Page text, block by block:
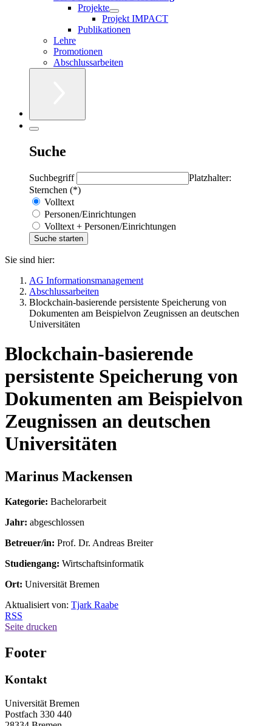
Projekte
Projekt IMPACT
Publikationen
Lehre
Promotionen
Abschlussarbeiten
Suche
Suchbegriff
Platzhalter:
Sternchen (*)
Volltext
Personen/Einrichtungen
Volltext + Personen/Einrichtungen
Sie sind hier:
AG Informationsmanagement
Abschlussarbeiten
Blockchain-basierende persistente Speicherung von
Dokumenten am Beispielvon Zeugnissen an deutschen
Universitäten
Blockchain-basierende
persistente Speicherung von
Dokumenten am Beispielvon
Zeugnissen an deutschen
Universitäten
Marinus Mackensen
Kategorie: Bachelorarbeit
Jahr: abgeschlossen
Betreuer/in: Prof. Dr. Andreas Breiter
Studiengang: Wirtschaftsinformatik
Ort: Universität Bremen
Aktualisiert von: Tjark Raabe
RSS
Seite drucken
Footer
Kontakt
Universität Bremen
Postfach 330 440